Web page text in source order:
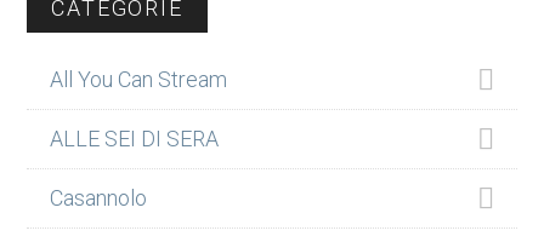
CATEGORIE
All You Can Stream
ALLE SEI DI SERA
Casannolo